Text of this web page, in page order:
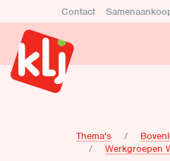
Contact
Thema's
Werkgroepen